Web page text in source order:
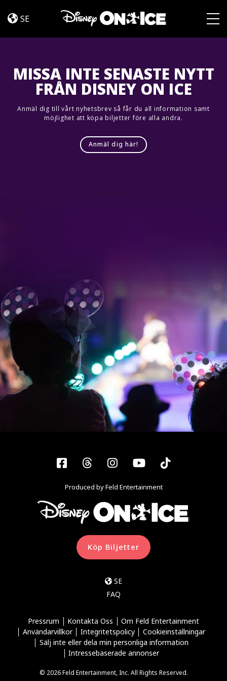
In!SE
MISSA INTE SENASTE NYTT
FRÅN DISNEY ON ICE
Anmäl dig till vårt nyhetsbrev så får du all information samt
möjlighet att köpa biljetter före alla andra.
Anmäl dig här!
Facebook
ThreadsInstagram
YouTubeTiktok
Produced by Feld Entertainment
Köp Biljetter
SE
FAQ
Pressrum Kontakta Oss
Om Feld Entertainment
Användarvillkor
Integritetspolicy
Cookieinställningar
Sälj inte eller dela min personliga information
Intressebaserade annonser
© 2026 Feld Entertainment, Inc. All Rights Reserved.